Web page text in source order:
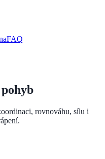
FAQ
rovnováhu, sílu i